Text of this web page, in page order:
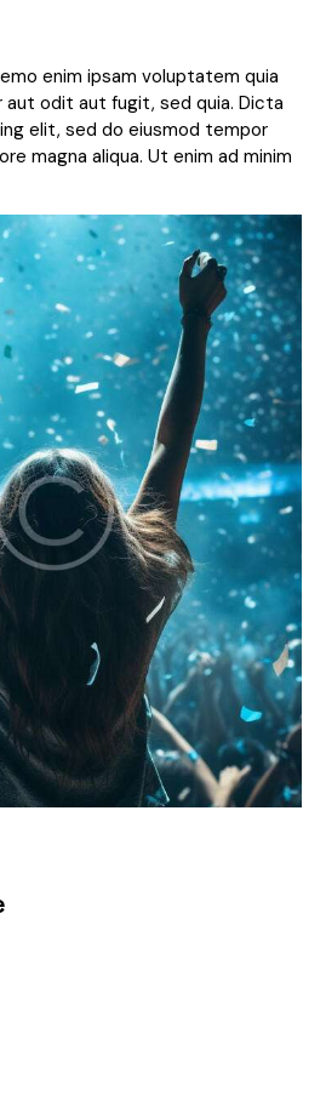
enim ipsam voluptatem quia
odit aut fugit, sed quia. Dicta
elit, sed do eiusmod tempor
magna aliqua. Ut enim ad minim